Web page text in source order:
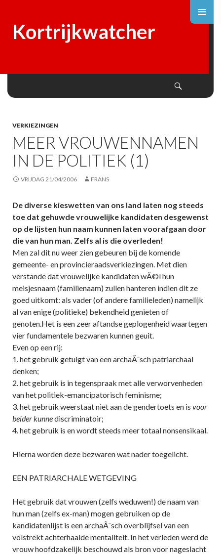
Kortrijkwatcher
VERKIEZINGEN
MEER VROUWENNAMEN
IN DE POLITIEK (1)
VRIJDAG 21/04/2006 FRANS
De diverse kieswetten van ons land laten nog steeds
toe dat gehuwde vrouwelijke kandidaten desgewenst
op de lijsten hun naam kunnen laten voorafgaan door
die van hun man. Zelfs al is die overleden!
Men zal dit nu weer zien gebeuren bij de komende
gemeente- en provincieraadsverkiezingen. Met dien
verstande dat vrouwelijke kandidaten wÃ©l hun
meisjesnaam (familienaam) zullen hanteren indien dit ze
goed uitkomt: als vader (of andere familieleden) namelijk
al van enige (politieke) bekendheid genieten of
genoten.Het is een zeer aftandse geplogenheid waartegen
vier fundamentele bezwaren kunnen geuit.
Even op een rij:
1. het gebruik getuigt van een archaÃ¯sch patriarchaal
denken;
2. het gebruik is in tegenspraak met alle verworvenheden
van het politiek-emancipatorisch feminisme;
3. het gebruik weerstaat niet aan de gendertoets en is voor
beider kunnediscriminatoir;
4. het gebruik is en wordt steeds meer totaal nonsensikaal.
Hierna worden deze bezwaren wat nader toegelicht.
EEN PATRIARCHALE WETGEVING
Het gebruik dat vrouwen (zelfs weduwen!) de naam van
hun man (zelfs ex-man) mogen gebruiken op de
kandidatenlijst is een archaÃ¯sch overblijfsel van een
volstrekt achterhaalde mentaliteit. In het verleden werd de
vrouw hoofdzakelijk beschouwd als bron voor nageslacht